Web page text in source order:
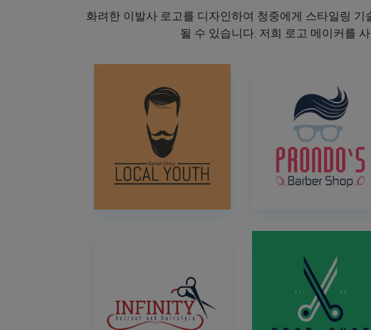
화려한 이발사 로고를 디자인하여 청중에게 스타일링
될 수 있습니다. 저희 로고 메이커를